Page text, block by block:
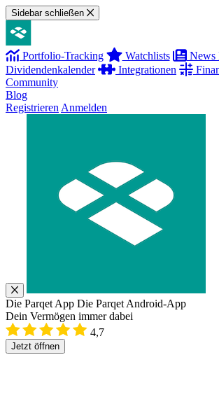
Sidebar schließen
Portfolio-Tracking Watchlists News
Dividendenkalender
Integrationen
Community
Blog
Registrieren Anmelden
Die Parqet App Die Parqet Android-App
Dein Vermögen immer dabei
4,7
Jetzt öffnen